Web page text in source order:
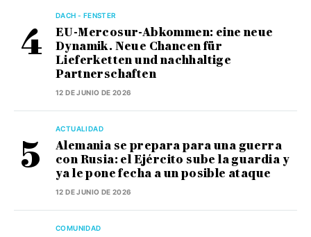
DACH - FENSTER
EU-Mercosur-Abkommen: eine neue
Dynamik. Neue Chancen für
Lieferketten und nachhaltige
Partnerschaften
12 DE JUNIO DE 2026
ACTUALIDAD
Alemania se prepara para una guerra
con Rusia: el Ejército sube la guardia y
ya le pone fecha a un posible ataque
12 DE JUNIO DE 2026
COMUNIDAD